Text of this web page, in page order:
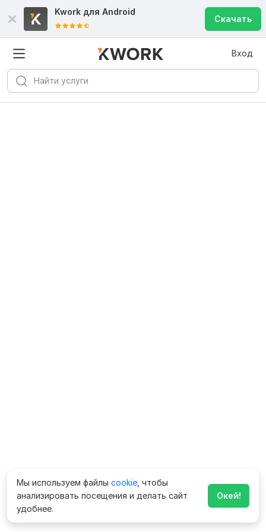
Kwork для Android
Скачать
Вход
Мы используем файлы cookie , чтобы
анализировать посещения и делать сайт
удобнее.
Окей!